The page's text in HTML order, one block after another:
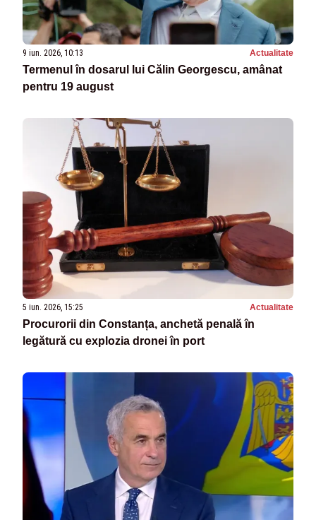
9 iun. 2026, 10:13 Actualitate
Termenul în dosarul lui Călin Georgescu, amânat
pentru 19 august
5 iun. 2026, 15:25 Actualitate
Procurorii din Constanța, anchetă penală în
legătură cu explozia dronei în port